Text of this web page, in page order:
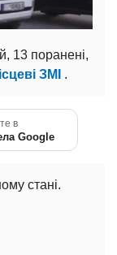
13 поранені,
ЗМІ .
в
Google
стані.